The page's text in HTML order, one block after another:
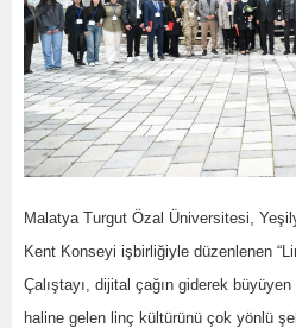
Malatya Turgut Özal Üniversitesi,
Kent Konseyi işbirliğiyle düzenlenen
Çalıştayı, dijital çağın giderek
haline gelen linç kültürünü çok yönlü